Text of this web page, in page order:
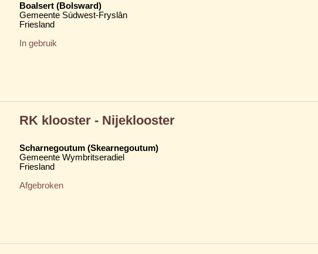
Boalsert (Bolsward)
Gemeente Súdwest-Fryslân
Friesland
In gebruik
RK klooster - Nijeklooster
Scharnegoutum (Skearnegoutum)
Gemeente Wymbritseradiel
Friesland
Afgebroken